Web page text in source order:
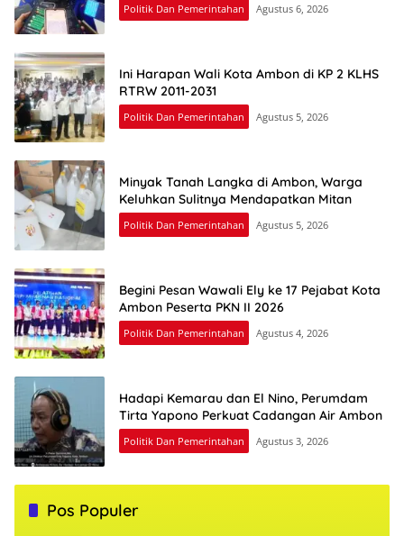
Politik Dan Pemerintahan Agustus 6, 2026
Ini Harapan Wali Kota Ambon di KP 2 KLHS
RTRW 2011-2031
Politik Dan Pemerintahan Agustus 5, 2026
Minyak Tanah Langka di Ambon, Warga
Keluhkan Sulitnya Mendapatkan Mitan
Politik Dan Pemerintahan Agustus 5, 2026
Begini Pesan Wawali Ely ke 17 Pejabat Kota
Ambon Peserta PKN II 2026
Politik Dan Pemerintahan Agustus 4, 2026
Hadapi Kemarau dan El Nino, Perumdam
Tirta Yapono Perkuat Cadangan Air Ambon
Politik Dan Pemerintahan Agustus 3, 2026
Pos Populer